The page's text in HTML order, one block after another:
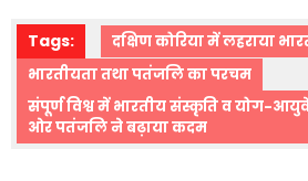
Tags:
दक्षिण कोरिया में लहराया
भारतीयता तथा पतंजलि का परचम
संपूर्ण विश्व में भारतीय संस्कृति व योग-
ओर पतंजलि ने बढ़ाया कदम